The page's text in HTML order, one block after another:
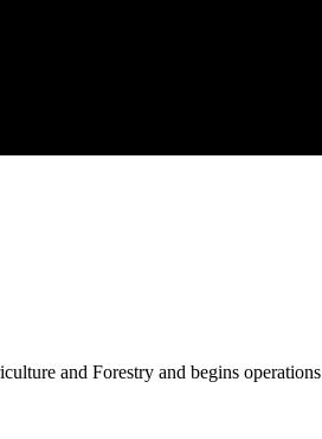
and Forestry and begins operations